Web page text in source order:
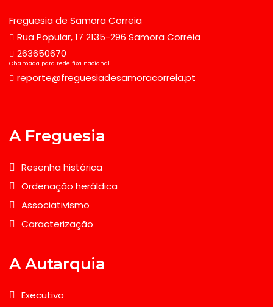
Freguesia de Samora Correia
Rua Popular, 17 2135-296 Samora Correia
263650670
Chamada para rede fixa nacional
reporte@freguesiadesamoracorreia.pt
A Freguesia
Resenha histórica
Ordenação heráldica
Associativismo
Caracterização
A Autarquia
Executivo